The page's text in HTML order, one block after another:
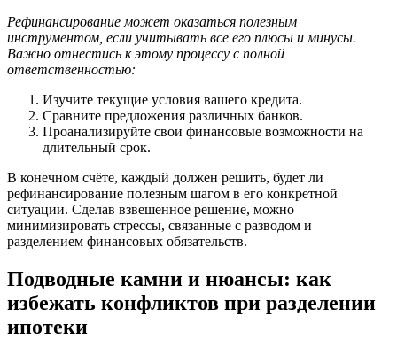
Рефинансирование может оказаться полезным
инструментом, если учитывать все его плюсы и минусы.
Важно отнестись к этому процессу с полной
ответственностью:
Изучите текущие условия вашего кредита.
Сравните предложения различных банков.
Проанализируйте свои финансовые возможности на
длительный срок.
В конечном счёте, каждый должен решить, будет ли
рефинансирование полезным шагом в его конкретной
ситуации. Сделав взвешенное решение, можно
минимизировать стрессы, связанные с разводом и
разделением финансовых обязательств.
Подводные камни и нюансы: как
избежать конфликтов при разделении
ипотеки